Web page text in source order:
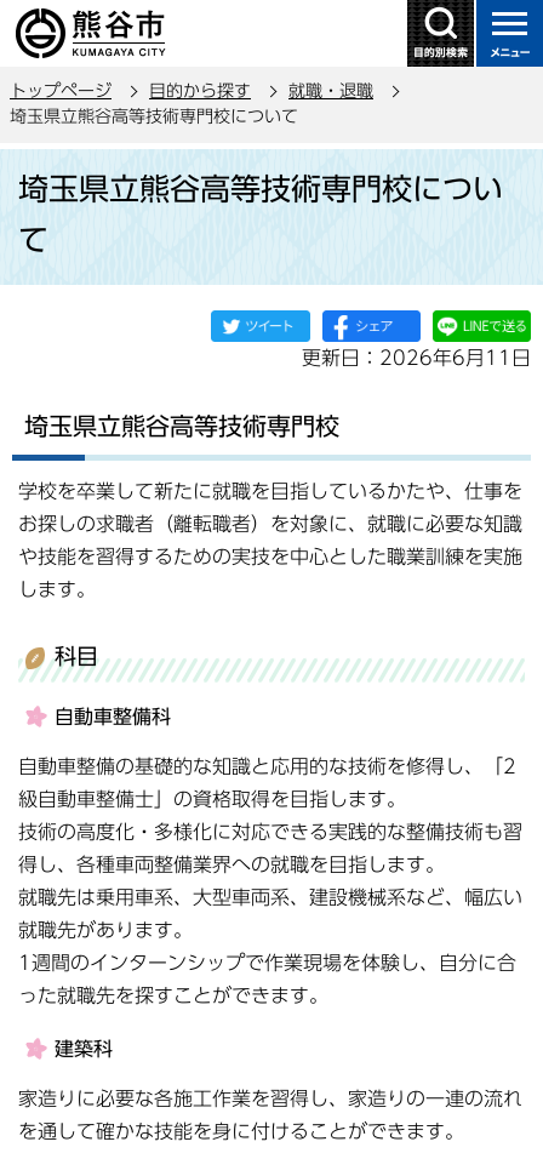
の
ー
す
トップページ 目的から探す
就職・退職
埼玉県立熊谷高等技術専門校について
か
埼玉県立熊谷高等技術専門校につい
て
更新日：2026年6月11日
埼玉県立熊谷高等技術専門校
学校を卒業して新たに就職を目指しているかたや、仕事を
お探しの求職者（離転職者）を対象に、就職に必要な知識
や技能を習得するための実技を中心とした職業訓練を実施
します。
科目
自動車整備科
自動車整備の基礎的な知識と応用的な技術を修得し、「2
級自動車整備士」の資格取得を目指します。
技術の高度化・多様化に対応できる実践的な整備技術も習
得し、各種車両整備業界への就職を目指します。
就職先は乗用車系、大型車両系、建設機械系など、幅広い
就職先があります。
1週間のインターンシップで作業現場を体験し、自分に合
った就職先を探すことができます。
建築科
家造りに必要な各施工作業を習得し、家造りの一連の流れ
を通して確かな技能を身に付けることができます。